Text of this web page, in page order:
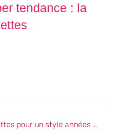
tendance : la
Les chaînes de lunettes pour un style années 70